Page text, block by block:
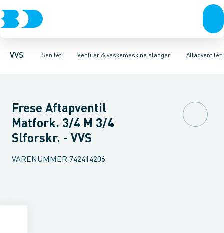
VVS Sanitet
Rør & fittingsPressfittings & rørKuglehaner & ventilerAfløb
Ventiler & vaskemaskine slanger
Toiletter, sæder og cisternerVaskeArmaturerBrusereAftapventiler
Servanteventiler Stopventiler & kuglehanerAftapventiler &
Frese Aftapventil
Matfork. 3/4 M 3/4
Slforskr. - VVS
VARENUMMER 742414206